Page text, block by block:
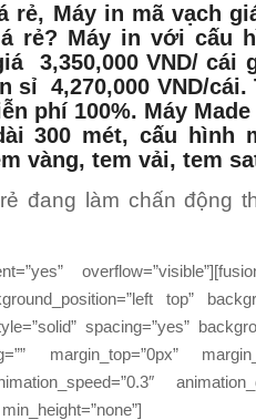
rẻ, Máy in mã vạch
rẻ? Máy in với cấu
3,350,000 VND/ cái
sỉ 4,270,000 VND/
phí 100%. Máy Made
300 mét, cấu hình
vàng, tem vải, tem
đang làm chấn động
top”
spacing=”yes”
margin_top=”0px”